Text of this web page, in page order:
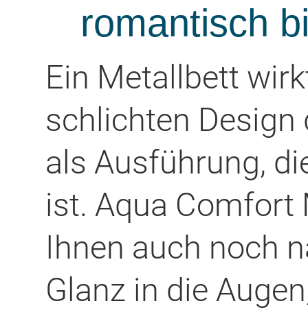
romantisch
Ein Metallbett
schlichten Design
als Ausführung,
ist. Aqua Comfort
Ihnen auch noch
Glanz in die